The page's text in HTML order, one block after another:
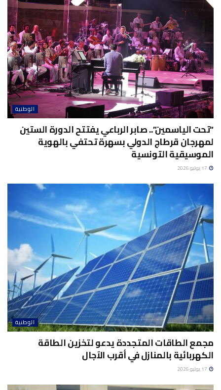
الوطنية
“تحت الياسمين”.. صابر الرباعي يفتتح الدورة الستين
لمهرجان قرطاج الدولي بسهرة تحتفي بالهوية
الموسيقية التونسية
الوطنية
مجمع الطاقات المتجددة يدعو لتخزين الطاقة
الكهربائية بالمنازل في أقرب الآجال